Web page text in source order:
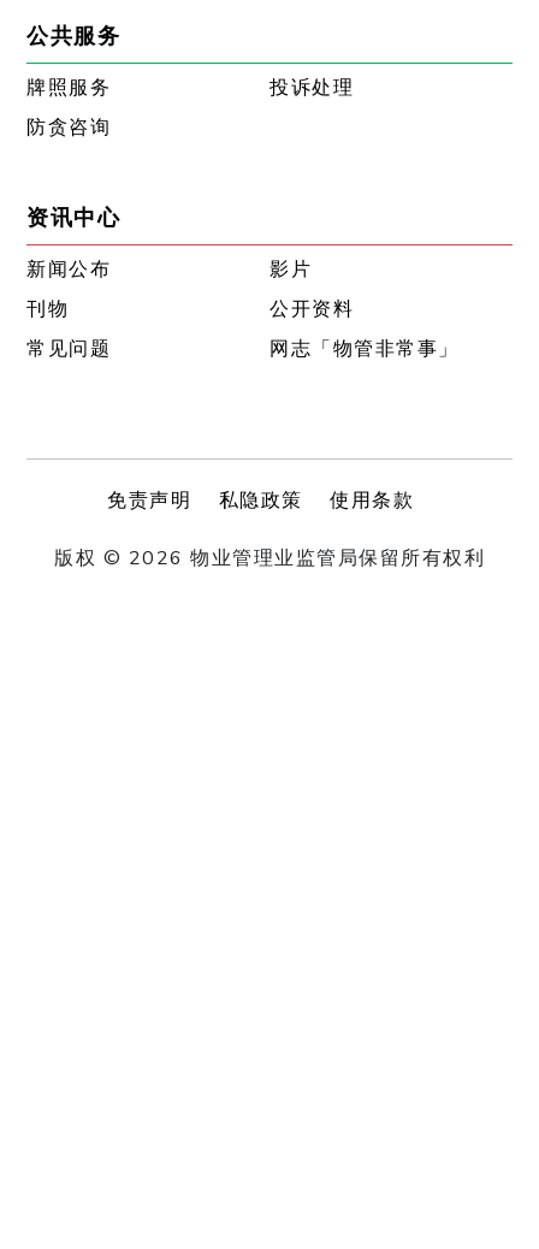
公共服务
牌照服务
投诉处理
防贪咨询
资讯中心
新闻公布
影片
刊物
公开资料
常见问题
网志「物管非常事」
免责声明 私隐政策 使用条款
版权 © 2026 物业管理业监管局保留所有权利